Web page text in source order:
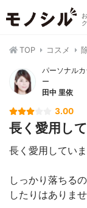
TOP コスメ
パーソナル
ー
田中 里依
3.00
長く愛用し
長く愛用していま
しっかり落ちる
したりはありませ